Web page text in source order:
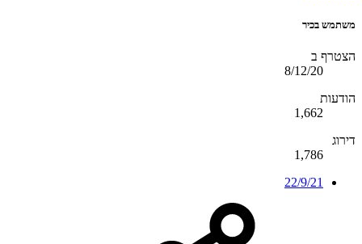
משתמש בכיר
הצטרף ב
8/12/20
הודעות
1,662
דירוג
1,786
22/9/21